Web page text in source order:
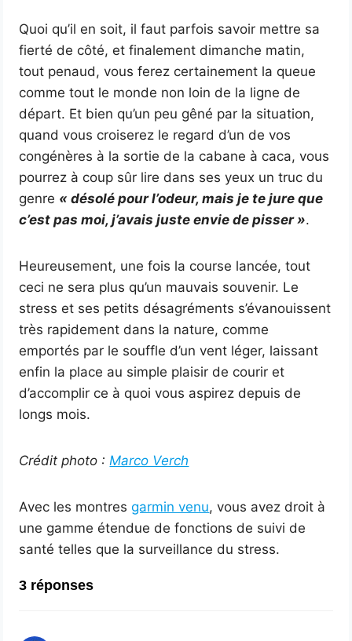
Quoi qu’il en soit, il faut parfois savoir mettre sa
fierté de côté, et finalement dimanche matin,
tout penaud, vous ferez certainement la queue
comme tout le monde non loin de la ligne de
départ. Et bien qu’un peu gêné par la situation,
quand vous croiserez le regard d’un de vos
congénères à la sortie de la cabane à caca, vous
pourrez à coup sûr lire dans ses yeux un truc du
genre « désolé pour l’odeur, mais je te jure que
c’est pas moi, j’avais juste envie de pisser ».
Heureusement, une fois la course lancée, tout
ceci ne sera plus qu’un mauvais souvenir. Le
stress et ses petits désagréments s’évanouissent
très rapidement dans la nature, comme
emportés par le souffle d’un vent léger, laissant
enfin la place au simple plaisir de courir et
d’accomplir ce à quoi vous aspirez depuis de
longs mois.
Crédit photo :Marco Verch
Avec les montresgarmin venu, vous avez droit à
une gamme étendue de fonctions de suivi de
santé telles que la surveillance du stress.
3 réponses